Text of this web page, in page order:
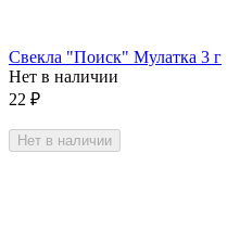
Свекла "Поиск" Мулатка 3 г
Нет в наличии
22 ₽
Нет в наличии